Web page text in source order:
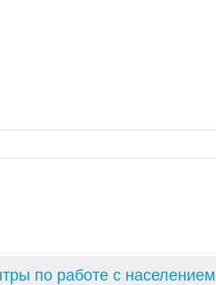
по работе с населением